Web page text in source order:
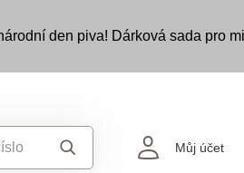
den piva! Dárková sada pro
Můj účet